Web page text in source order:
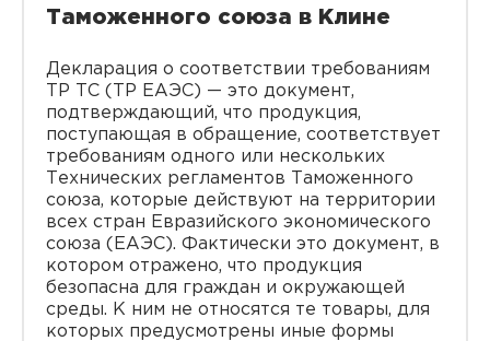
Таможенного союза в Клине
Декларация о соответствии требованиям
ТР ТС (ТР ЕАЭС) — это документ,
подтверждающий, что продукция,
поступающая в обращение, соответствует
требованиям одного или нескольких
Технических регламентов Таможенного
союза, которые действуют на территории
всех стран Евразийского экономического
союза (ЕАЭС). Фактически это документ, в
котором отражено, что продукция
безопасна для граждан и окружающей
среды. К ним не относятся те товары, для
которых предусмотрены иные формы